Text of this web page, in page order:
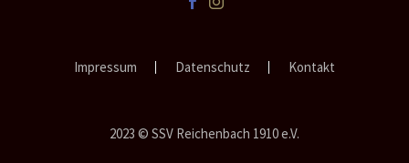
Impressum Datenschutz Kontakt
2023 © SSV Reichenbach 1910 e.V.